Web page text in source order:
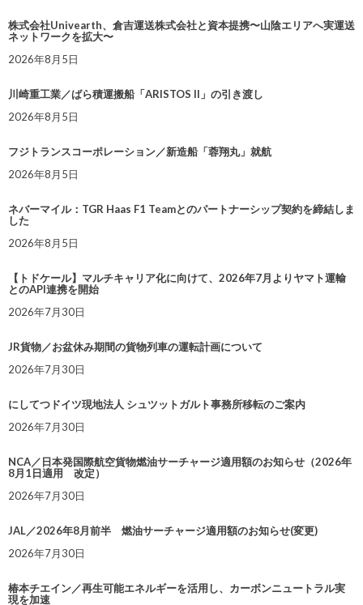
株式会社Univearth、倉吉運送株式会社と資本提携〜山陰エリアへ実運送
ネットワークを拡大〜
2026年8月5日
川崎重工業／ばら積運搬船「ARISTOS II」の引き渡し
2026年8月5日
フジトランスコーポレーション／新造船「蓉翔丸」就航
2026年8月5日
ネバーマイル：TGR Haas F1 Teamとのパートナーシップ契約を締結しま
した
2026年8月5日
【トドケール】マルチキャリア化に向けて、2026年7月よりヤマト運輸
とのAPI連携を開始
2026年7月30日
JR貨物／お盆休み期間の貨物列車の運転計画について
2026年7月30日
にしてつドイツ現地法人 シュツットガルト事務所移転のご案内
2026年7月30日
NCA／日本発国際航空貨物燃油サーチャージ適用額のお知らせ（2026年
8月1日適用 改定）
2026年7月30日
JAL／2026年8月前半 燃油サーチャージ適用額のお知らせ(変更)
2026年7月30日
椿本チエイン／再生可能エネルギーを活用し、カーボンニュートラル実
現を加速